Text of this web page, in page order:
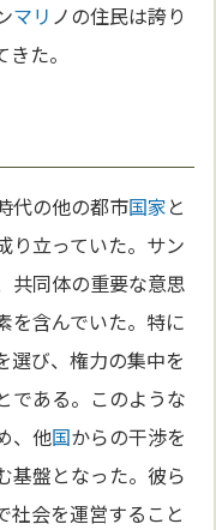
マリ ノの住民は誇り
た。
代の他の都市国家と
り立っていた。サン
共同体の重要な意思
を含んでいた。特に
選び、権力の集中を
である。このような
、他国からの干渉を
基盤となった。彼ら
社会を運営すること